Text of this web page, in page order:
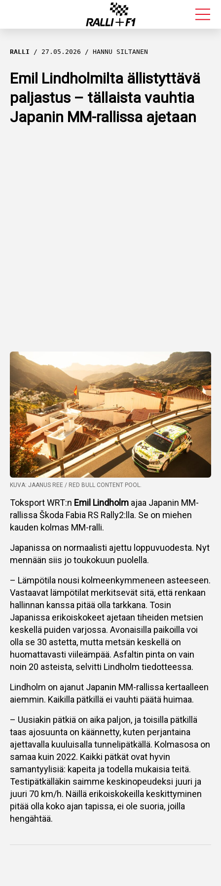
FORMULA 1
RALLI
KALLE ROVANPERÄ
VALTTERI BOTTAS
RALLI 27.05.2026 HANNU SILTANEN
Emil Lindholmilta ällistyttävä
paljastus – tällaista vauhtia
Japanin MM-rallissa ajetaan
KUVA: JAANUS REE / RED BULL CONTENT POOL.
Toksport WRT:n Emil Lindholm ajaa Japanin MM-
rallissa Škoda Fabia RS Rally2:lla. Se on miehen
kauden kolmas MM-ralli.
Japanissa on normaalisti ajettu loppuvuodesta. Nyt
mennään siis jo toukokuun puolella.
– Lämpötila nousi kolmeenkymmeneen asteeseen.
Vastaavat lämpötilat merkitsevät sitä, että renkaan
hallinnan kanssa pitää olla tarkkana. Tosin
Japanissa erikoiskokeet ajetaan tiheiden metsien
keskellä puiden varjossa. Avonaisilla paikoilla voi
olla se 30 astetta, mutta metsän keskellä on
huomattavasti viileämpää. Asfaltin pinta on vain
noin 20 asteista, selvitti Lindholm tiedotteessa.
Lindholm on ajanut Japanin MM-rallissa kertaalleen
aiemmin. Kaikilla pätkillä ei vauhti päätä huimaa.
– Uusiakin pätkiä on aika paljon, ja toisilla pätkillä
taas ajosuunta on käännetty, kuten perjantaina
ajettavalla kuuluisalla tunnelipätkällä. Kolmasosa on
samaa kuin 2022. Kaikki pätkät ovat hyvin
samantyylisiä: kapeita ja todella mukaisia teitä.
Testipätkälläkin saimme keskinopeudeksi juuri ja
juuri 70 km/h. Näillä erikoiskokeilla keskittyminen
pitää olla koko ajan tapissa, ei ole suoria, joilla
hengähtää.